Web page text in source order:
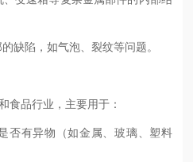
缺陷，如气泡、裂纹等问题。
食品行业，主要用于：
否有异物（如金属、玻璃、塑料